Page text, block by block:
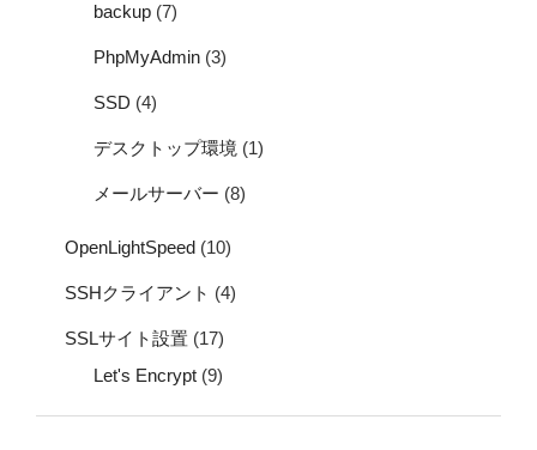
backup (7)
PhpMyAdmin (3)
SSD (4)
デスクトップ環境 (1)
メールサーバー (8)
OpenLightSpeed (10)
SSHクライアント (4)
SSLサイト設置 (17)
Let's Encrypt (9)